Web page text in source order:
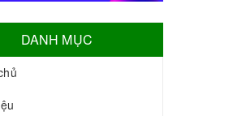
DANH MỤC